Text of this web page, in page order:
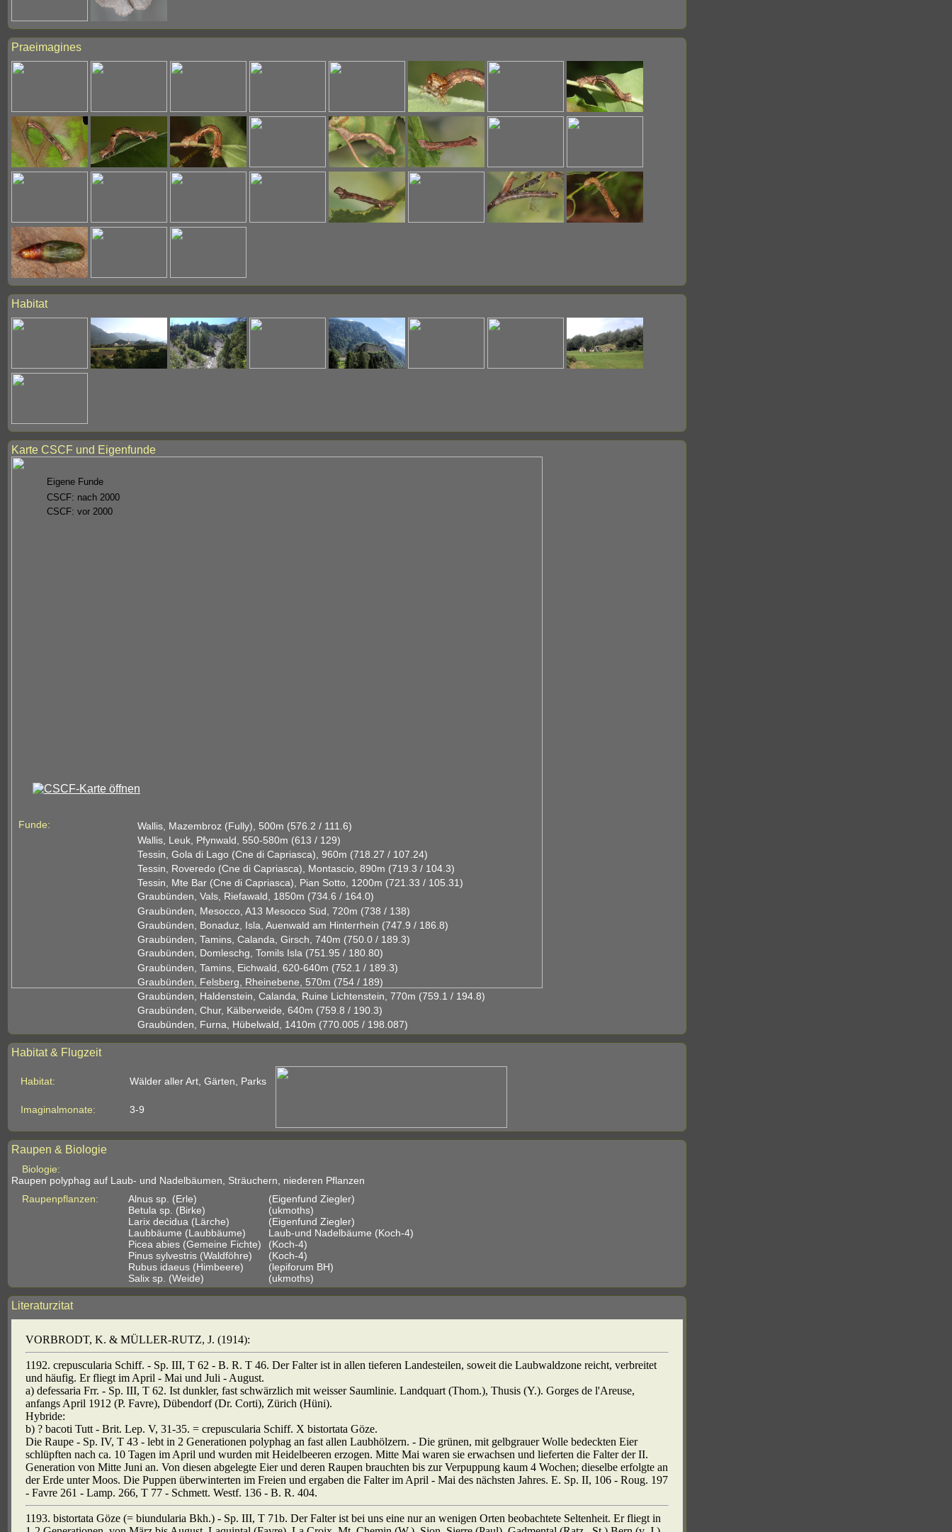
Praeimagines
Habitat
Karte CSCF und Eigenfunde
Eigene Funde
CSCF: nach 2000
CSCF: vor 2000
Funde:
Wallis, Mazembroz (Fully), 500m (576.2 / 111.6)
Wallis, Leuk, Pfynwald, 550-580m (613 / 129)
Tessin, Gola di Lago (Cne di Capriasca), 960m (718.27 / 107.24)
Tessin, Roveredo (Cne di Capriasca), Montascio, 890m (719.3 / 104.3)
Tessin, Mte Bar (Cne di Capriasca), Pian Sotto, 1200m (721.33 / 105.31)
Graubünden, Vals, Riefawald, 1850m (734.6 / 164.0)
Graubünden, Mesocco, A13 Mesocco Süd, 720m (738 / 138)
Graubünden, Bonaduz, Isla, Auenwald am Hinterrhein (747.9 / 186.8)
Graubünden, Tamins, Calanda, Girsch, 740m (750.0 / 189.3)
Graubünden, Domleschg, Tomils Isla (751.95 / 180.80)
Graubünden, Tamins, Eichwald, 620-640m (752.1 / 189.3)
Graubünden, Felsberg, Rheinebene, 570m (754 / 189)
Graubünden, Haldenstein, Calanda, Ruine Lichtenstein, 770m (759.1 / 194.8)
Graubünden, Chur, Kälberweide, 640m (759.8 / 190.3)
Graubünden, Furna, Hübelwald, 1410m (770.005 / 198.087)
Habitat & Flugzeit
Habitat: Wälder aller Art, Gärten, Parks
Imaginalmonate: 3-9
Raupen & Biologie
Biologie:
Raupen polyphag auf Laub- und Nadelbäumen, Sträuchern, niederen Pflanzen
Raupenpflanzen:
Alnus sp. (Erle)
(Eigenfund Ziegler)
Betula sp. (Birke)
(ukmoths)
Larix decidua (Lärche)
(Eigenfund Ziegler)
Laubbäume (Laubbäume)
Laub-und Nadelbäume (Koch-4)
Picea abies (Gemeine Fichte)
(Koch-4)
Pinus sylvestris (Waldföhre)
(Koch-4)
Rubus idaeus (Himbeere)
(lepiforum BH)
Salix sp. (Weide)
(ukmoths)
Literaturzitat
VORBRODT, K. & MÜLLER-RUTZ, J. (1914):
1192. crepuscularia Schiff. - Sp. III, T 62 - B. R. T 46. Der Falter ist in allen tieferen Landesteilen, soweit die Laubwaldzone reicht, verbreitet
und häufig. Er fliegt im April - Mai und Juli - August.
a) defessaria Frr. - Sp. III, T 62. Ist dunkler, fast schwärzlich mit weisser Saumlinie. Landquart (Thom.), Thusis (Y.). Gorges de l'Areuse,
anfangs April 1912 (P. Favre), Dübendorf (Dr. Corti), Zürich (Hüni).
Hybride:
b) ? bacoti Tutt - Brit. Lep. V, 31-35. = crepuscularia Schiff. X bistortata Göze.
Die Raupe - Sp. IV, T 43 - lebt in 2 Generationen polyphag an fast allen Laubhölzern. - Die grünen, mit gelbgrauer Wolle bedeckten Eier
schlüpften nach ca. 10 Tagen im April und wurden mit Heidelbeeren erzogen. Mitte Mai waren sie erwachsen und lieferten die Falter der II.
Generation von Mitte Juni an. Von diesen abgelegte Eier und deren Raupen brauchten bis zur Verpuppung kaum 4 Wochen; dieselbe erfolgte an
der Erde unter Moos. Die Puppen überwinterten im Freien und ergaben die Falter im April - Mai des nächsten Jahres. E. Sp. II, 106 - Roug. 197
- Favre 261 - Lamp. 266, T 77 - Schmett. Westf. 136 - B. R. 404.
1193. bistortata Göze (= biundularia Bkh.) - Sp. III, T 71b. Der Falter ist bei uns eine nur an wenigen Orten beobachtete Seltenheit. Er fliegt in